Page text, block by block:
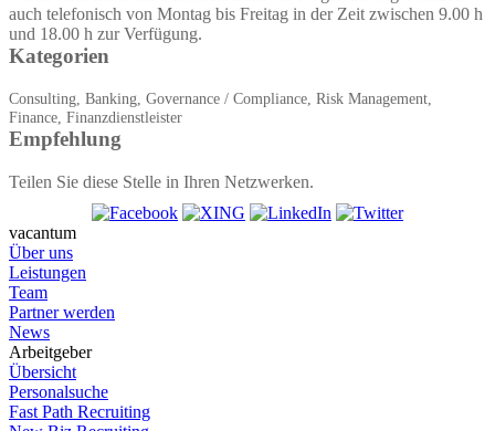
auch telefonisch von Montag bis Freitag in der Zeit zwischen 9.00 h
und 18.00 h zur Verfügung.
Kategorien
Consulting, Banking, Governance / Compliance, Risk Management,
Finance, Finanzdienstleister
Empfehlung
Teilen Sie diese Stelle in Ihren Netzwerken.
vacantum
Über uns
Leistungen
Team
Partner werden
News
Arbeitgeber
Übersicht
Personalsuche
Fast Path Recruiting